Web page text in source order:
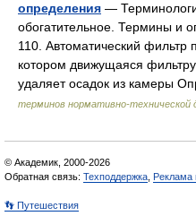
определения —
обогатительное. Термины и
110. Автоматический
котором движущаяся
удаляет осадок из камеры
терминов нормативно-технической
© Академик, 2000-2026
Обратная связь: Техподдержка Реклама
👣 Путешествия